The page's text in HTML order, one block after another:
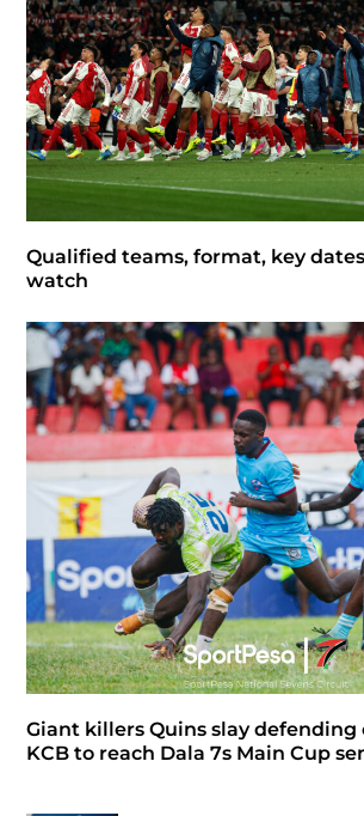
Qualified teams, format, key
watch
Giant killers Quins slay defending
KCB to reach Dala 7s Main Cup